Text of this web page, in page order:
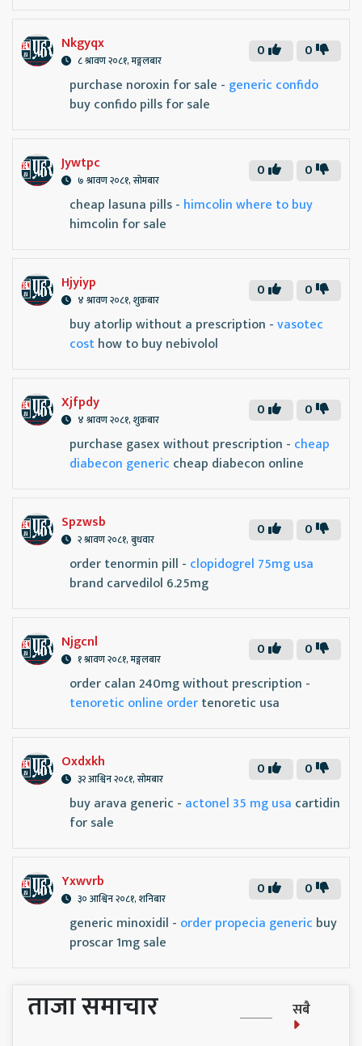
Nkgyqx
८ श्रावण २०८१, मङ्गलबार 0
0
purchase noroxin for sale - generic confido
buy confido pills for sale
Jywtpc
७ श्रावण २०८१, सोमबार 0
0
cheap lasuna pills - himcolin where to buy
himcolin for sale
Hjyiyp
४ श्रावण २०८१, शुक्रबार 0
0
buy atorlip without a prescription -vasotec
costhow to buy nebivolol
Xjfpdy
४ श्रावण २०८१, शुक्रबार 0
0
purchase gasex without prescription - cheap
diabecon generic cheap diabecon online
Spzwsb
२ श्रावण २०८१, बुधवार 0
0
order tenormin pill - clopidogrel 75mg usa
brand carvedilol 6.25mg
Njgcnl
१ श्रावण २०८१, मङ्गलबार 0
0
order calan 240mg without prescription -
tenoretic online ordertenoretic usa
Oxdxkh
३२ आश्विन २०८१, सोमबार 0
0
buy arava generic - actonel 35 mg usa cartidin
for sale
Yxwvrb
३० आश्विन २०८१, शनिबार 0
0
generic minoxidil - order propecia generic buy
proscar 1mg sale
ताजा समाचार सबै